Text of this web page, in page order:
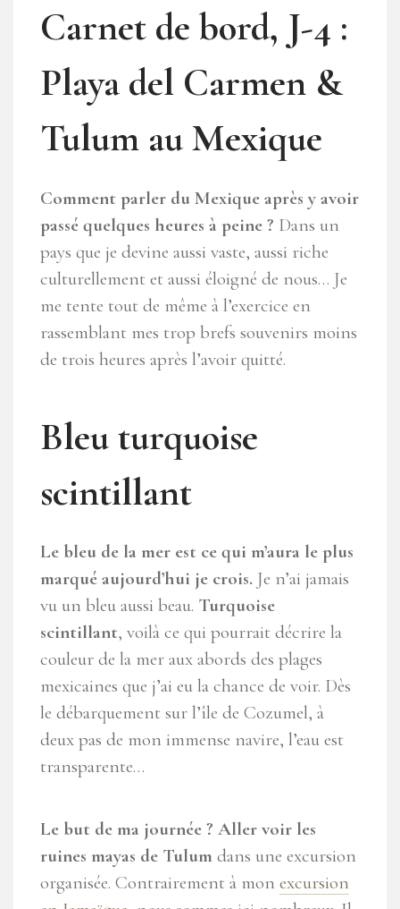
Carnet de bord, J-4 :
Playa del Carmen &
Tulum au Mexique
Comment parler du Mexique après y avoir
passé quelques heures à peine ? Dans un
pays que je devine aussi vaste, aussi riche
culturellement et aussi éloigné de nous… Je
me tente tout de même à l’exercice en
rassemblant mes trop brefs souvenirs moins
de trois heures après l’avoir quitté.
Bleu turquoise
scintillant
Le bleu de la mer est ce qui m’aura le plus
marqué aujourd’hui je crois. Je n’ai jamais
vu un bleu aussi beau. Turquoise
scintillant, voilà ce qui pourrait décrire la
couleur de la mer aux abords des plages
mexicaines que j’ai eu la chance de voir. Dès
le débarquement sur l’île de Cozumel, à
deux pas de mon immense navire, l’eau est
transparente…
Le but de ma journée ? Aller voir les
ruines mayas de Tulum dans une excursion
organisée. Contrairement à mon excursion